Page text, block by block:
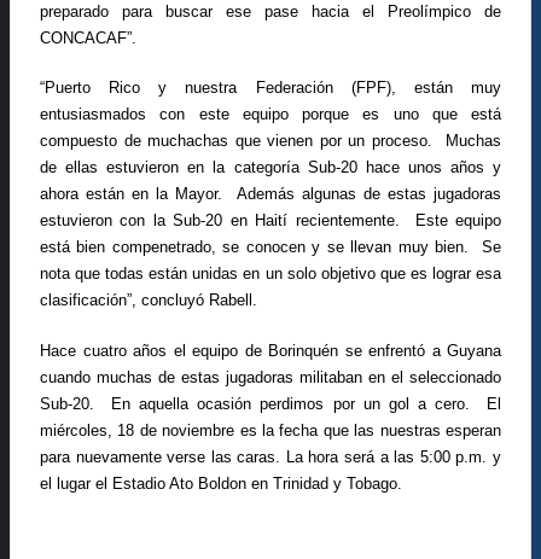
preparado para buscar ese pase hacia el Preolímpico de
CONCACAF”.
“Puerto Rico y nuestra Federación (FPF), están muy
entusiasmados con este equipo porque es uno que está
compuesto de muchachas que vienen por un proceso.
Muchas
de ellas estuvieron en la categoría Sub-20 hace unos años y
ahora están en la Mayor.
Además algunas de estas jugadoras
estuvieron con la Sub-20 en Haití recientemente.
Este equipo
está bien compenetrado, se conocen y se llevan muy bien.
Se
nota que todas están unidas en un solo objetivo que es lograr esa
clasificación”, concluyó Rabell.
Hace cuatro años el equipo de Borinquén se enfrentó a Guyana
cuando muchas de estas jugadoras militaban en el seleccionado
Sub-20.
En aquella ocasión perdimos por un gol a cero.
El
miércoles, 18 de noviembre es la fecha que las nuestras esperan
para nuevamente verse las caras. La hora será a las 5:00 p.m. y
el lugar el Estadio Ato Boldon en Trinidad y Tobago.